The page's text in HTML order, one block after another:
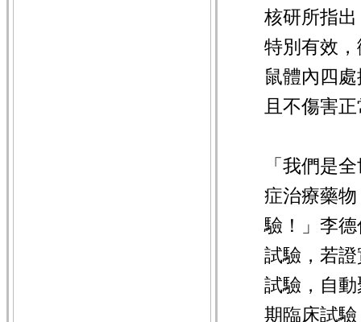
核研所指
特別有效
鼠體內四
且不傷害
「我們是
症治療藥
驗！」李
試驗，若
試驗，自
期臨床試